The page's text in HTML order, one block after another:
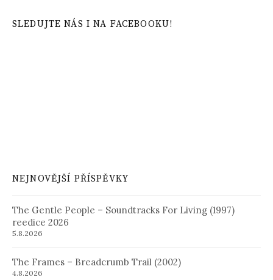
SLEDUJTE NÁS I NA FACEBOOKU!
NEJNOVĚJŠÍ PŘÍSPĚVKY
The Gentle People – Soundtracks For Living (1997)
reedice 2026
5.8.2026
The Frames – Breadcrumb Trail (2002)
4.8.2026